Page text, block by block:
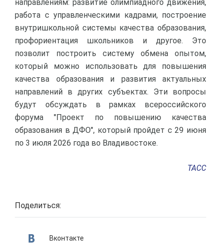
направлениям: развитие олимпиадного движения,
работа с управленческими кадрами, построение
внутришкольной системы качества образования,
профориентация школьников и другое. Это
позволит построить систему обмена опытом,
который можно использовать для повышения
качества образования и развития актуальных
направлений в других субъектах. Эти вопросы
будут обсуждать в рамках всероссийского
форума "Проект по повышению качества
образования в ДФО", который пройдет с 29 июня
по 3 июля 2026 года во Владивостоке.
ТАСС
Поделиться:
Вконтакте